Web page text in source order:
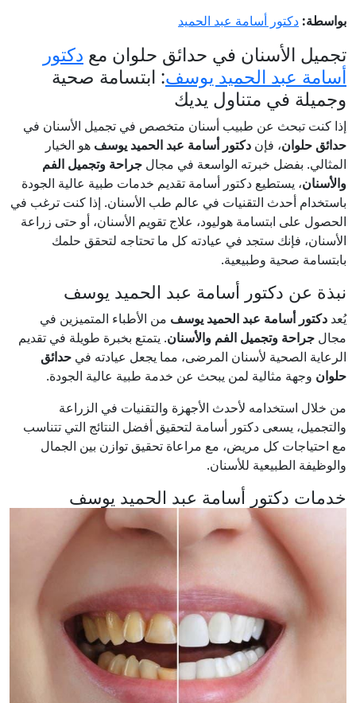
بواسطة: دكتور أسامة عبد الحميد
تجميل الأسنان في حدائق حلوان مع دكتور
أسامة عبد الحميد يوسف: ابتسامة صحية
وجميلة في متناول يديك
إذا كنت تبحث عن طبيب أسنان متخصص في تجميل الأسنان في
حدائق حلوان، فإن دكتور أسامة عبد الحميد يوسف هو الخيار
المثالي. بفضل خبرته الواسعة في مجال جراحة وتجميل الفم
والأسنان، يستطيع دكتور أسامة تقديم خدمات طبية عالية الجودة
باستخدام أحدث التقنيات في عالم طب الأسنان. إذا كنت ترغب في
الحصول على ابتسامة هوليود، علاج تقويم الأسنان، أو حتى زراعة
الأسنان، فإنك ستجد في عيادته كل ما تحتاجه لتحقق حلمك
بابتسامة صحية وطبيعية.
نبذة عن دكتور أسامة عبد الحميد يوسف
يُعد دكتور أسامة عبد الحميد يوسف من الأطباء المتميزين في
مجال جراحة وتجميل الفم والأسنان. يتمتع بخبرة طويلة في تقديم
الرعاية الصحية لأسنان المرضى، مما يجعل عيادته في حدائق
حلوان وجهة مثالية لمن يبحث عن خدمة طبية عالية الجودة.
من خلال استخدامه لأحدث الأجهزة والتقنيات في الزراعة
والتجميل، يسعى دكتور أسامة لتحقيق أفضل النتائج التي تتناسب
مع احتياجات كل مريض، مع مراعاة تحقيق توازن بين الجمال
والوظيفة الطبيعية للأسنان.
خدمات دكتور أسامة عبد الحميد يوسف